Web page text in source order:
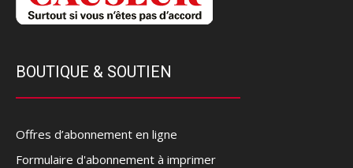
BOUTIQUE & SOUTIEN
Offres d’abonnement en ligne
Formulaire d'abonnement à imprimer